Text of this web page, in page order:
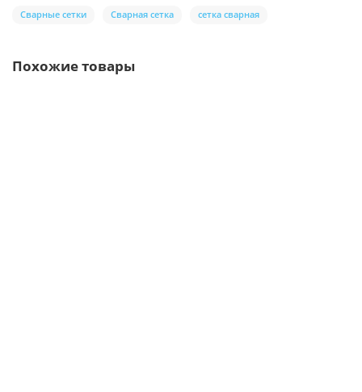
Сварные сетки Сварная сетка сетка сварная
Похожие товары